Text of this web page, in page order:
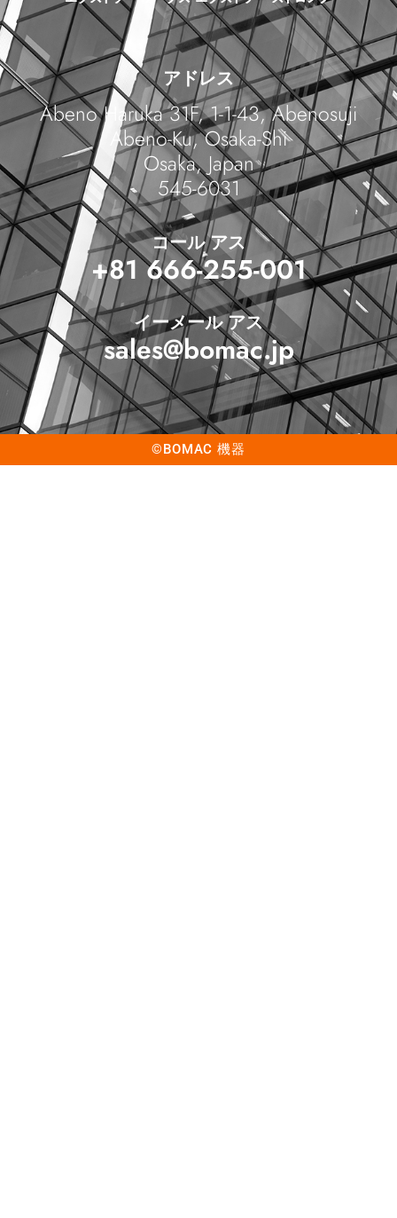
アドレス
Abeno Haruka 31F, 1-1-43, Abenosuji
Abeno-Ku, Osaka-Shi
Osaka, Japan
545-6031
コール アス
+81 666-255-001
イーメール アス
sales@bomac.jp
©BOMAC 機器